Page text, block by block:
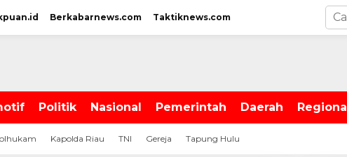
Berkabarnews.com Taktiknews.com
Politik Nasional Pemerintah Daerah
Kapolda Riau TNI Gereja Tapung Hulu